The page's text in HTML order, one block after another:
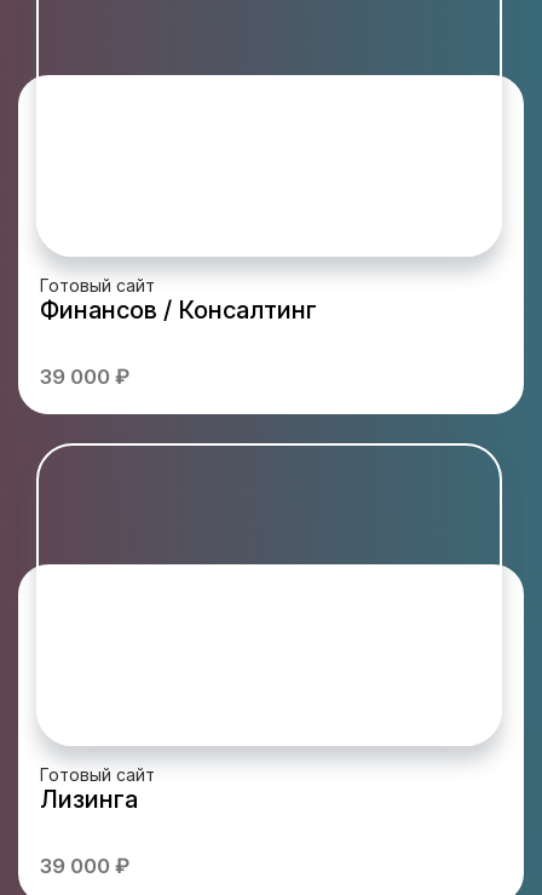
Готовый сайт
Финансов / Консалтинг
39 000 ₽
Готовый сайт
Лизинга
39 000 ₽